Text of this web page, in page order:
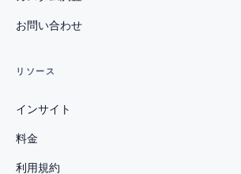
お問い合わせ
リソース
インサイト
料金
利用規約